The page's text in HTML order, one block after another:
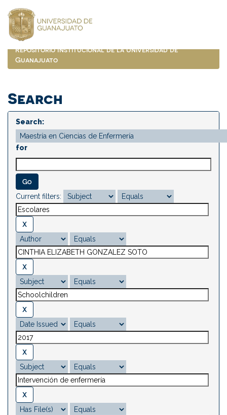
navigation
Repositorio Institucional de la Universidad de
Guanajuato
Search
Search:
for
Current filters: